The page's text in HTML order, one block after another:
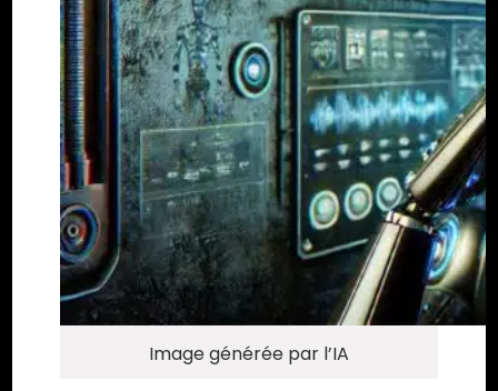
Image générée par l’IA